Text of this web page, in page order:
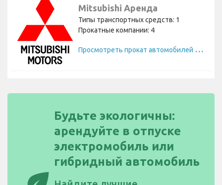
Mitsubishi Аренда
Типы транспортных средств: 1
Прокатные компании: 4
П
росмотреть прокат автомобилей Mitsubishi
Будьте экологичны:
арендуйте в отпуске
электромобиль или
гибридный автомобиль